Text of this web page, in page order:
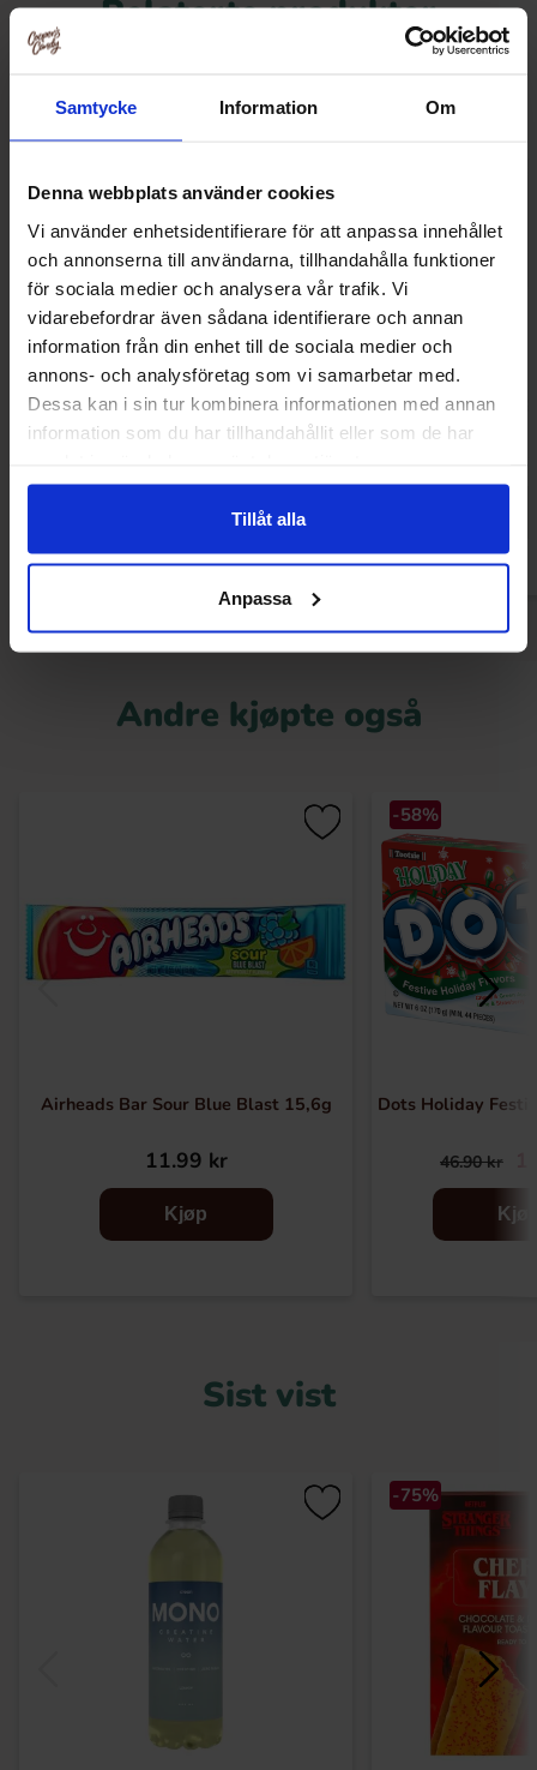
Samtycke Information Om
Denna webbplats använder cookies
Vi använder enhetsidentifierare för att anpassa innehållet
och annonserna till användarna, tillhandahålla funktioner
för sociala medier och analysera vår trafik. Vi
vidarebefordrar även sådana identifierare och annan
information från din enhet till de sociala medier och
annons- och analysföretag som vi samarbetar med.
Dessa kan i sin tur kombinera informationen med annan
information som du har tillhandahållit eller som de har
Tillåt alla
Anpassa
Relaterte produkter
Matthijs Fniss 1kg K&H
Andre kjøpte også
Airheads Bar Sour Blue Blast 15,6g
11.99 kr
Kjøp
-58%
Dots Holiday
46.90 kr
Sist vist
-75%